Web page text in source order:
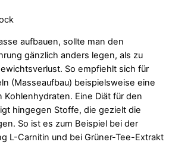
aufbauen, sollte man den
gänzlich anders legen, als zu
So empfiehlt sich für
(Masseaufbau) beispielsweise eine
Eine Diät für den
hingegen Stoffe, die gezielt die
So ist es zum Beispiel bei der
L-Carnitin und bei Grüner-Tee-Extrakt